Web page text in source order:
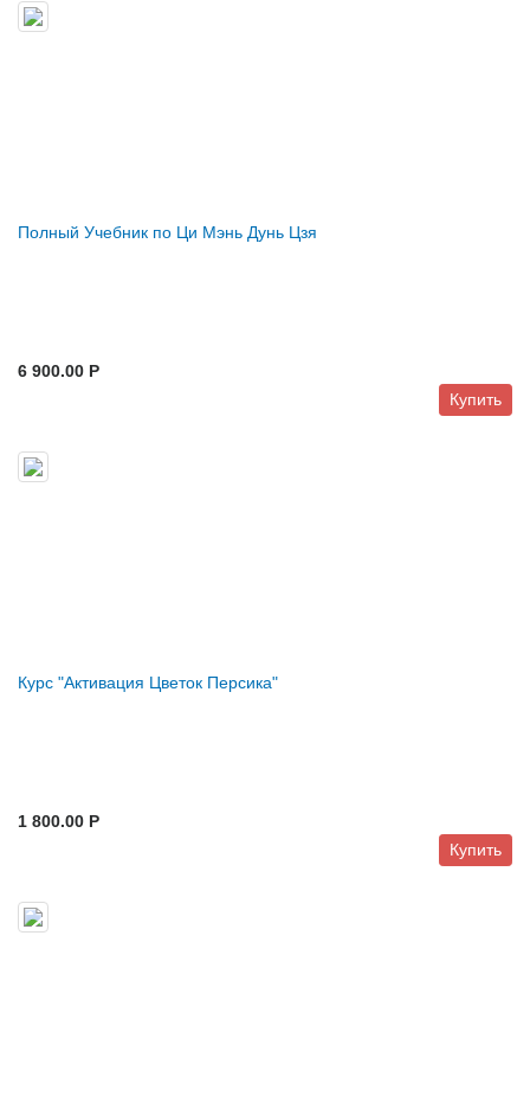
Полный Учебник по Ци Мэнь Дунь Цзя
6 900.00 P
Купить
Курс "Активация Цветок Персика"
1 800.00 P
Купить